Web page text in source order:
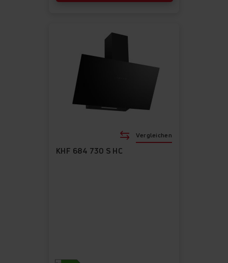
KHF 684 730 S HC
Vergleichen